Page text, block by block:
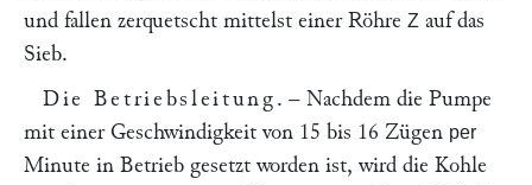
und fallen zerquetscht mittelst einer Röhre Z auf das
Sieb.
Die Betriebsleitung . – Nachdem die Pumpe
mit einer Geschwindigkeit von 15 bis 16 Zügen per
Minute in Betrieb gesetzt worden ist, wird die Kohle